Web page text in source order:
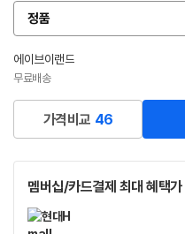
정품
옵
션
선
택
에이브이랜드네
페
이
무료배송
가격비교 46
멤버십/카드결제 최대 혜택가